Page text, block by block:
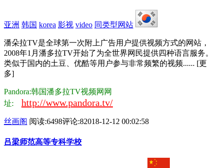
亚洲 韩国 korea 影视 video 同类型网站
潘朵拉TV是全球第一次附上广告用户提供视频方式的网站，
2008年1月潘多拉TV开始了为全世界网民提供四种语言服务。
类似于国内的土豆、优酷等用户参与非常频繁的视频...... [更
多]
Pandora:韩国潘多拉TV视频网网
址: http://www.pandora.tv/
丝画阁 阅读:6498评论:82018-12-12 00:02:58
吕梁师范高等专科学校